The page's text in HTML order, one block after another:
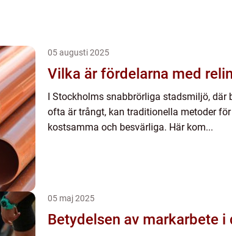
05 augusti 2025
Vilka är fördelarna med
I Stockholms snabbrörliga stadsmiljö,
ofta är trångt, kan traditionella metoder
kostsamma och besvärliga. Här kom...
05 maj 2025
Betydelsen av markarbete